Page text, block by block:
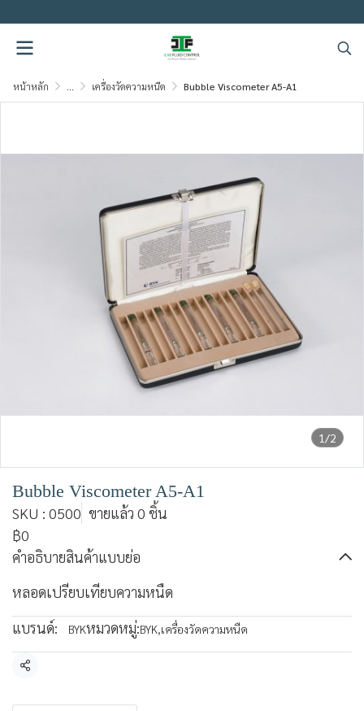
หน้าหลัก เครื่องวัดความหนืด Bubble Viscometer A5-A1
1/2
Bubble Viscometer A5-A1
SKU : 0500 ขายแล้ว 0 ชิ้น
฿0
คำอธิบายสินค้าแบบย่อ
หลอดเปรียบเทียบความหนืด
แบรนด์:
BYKหมวดหมู่:BYK,เครื่องวัดความหนืด
แชร์